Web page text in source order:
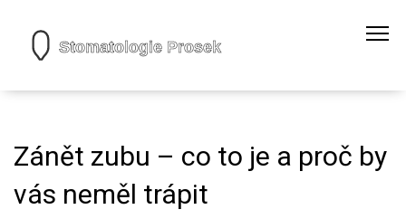
Zánět zubu – co to je a proč by
vás neměl trápit